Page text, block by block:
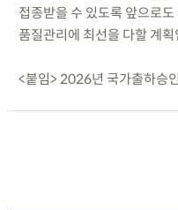
접종받을 수 있도록 앞으로
품질관리에 최선을 다할 계획
<붙임> 2026년 국가출하승